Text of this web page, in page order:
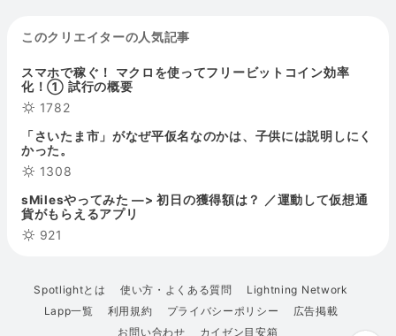
このクリエイターの人気記事
スマホで稼ぐ！ マクロを使ってフリービットコイン効率
化！① 試行の概要
1782
「さいたま市」がなぜ平仮名なのかは、子供には説明しにく
かった。
1308
sMilesやってみた —> 初日の獲得額は？ ／運動して仮想通
貨がもらえるアプリ
921
Spotlightとは 使い方・よくある質問
Lightning Network
Lapp一覧
利用規約 プライバシーポリシー
広告掲載
お問い合わせ
カイゼン目安箱